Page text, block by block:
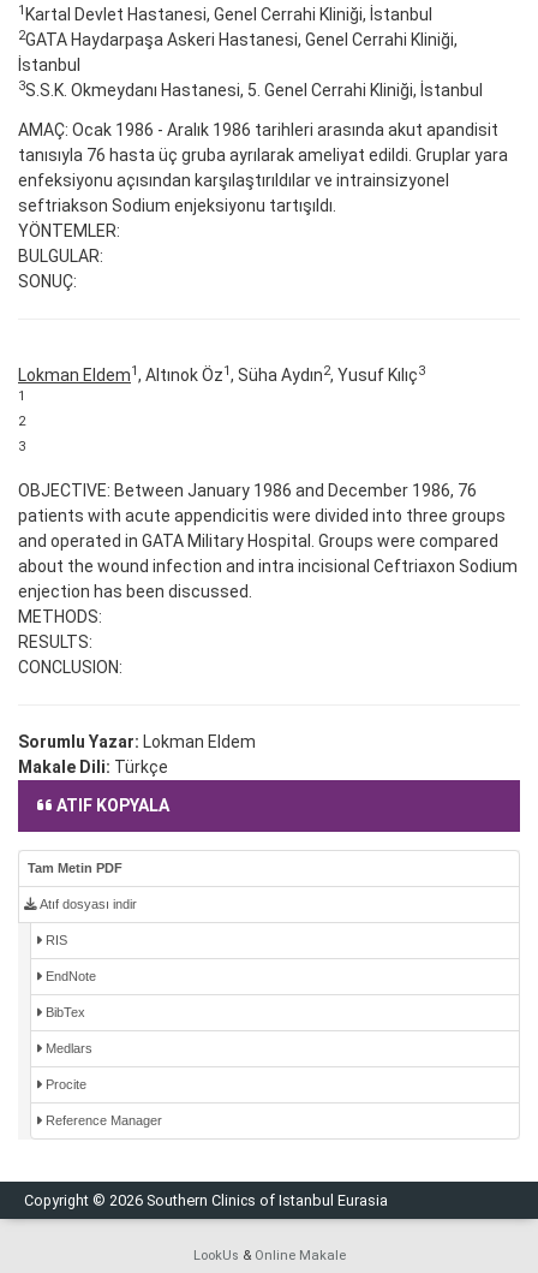
1 Kartal Devlet Hastanesi, Genel Cerrahi Kliniği, İstanbul
2GATA Haydarpaşa Askeri Hastanesi, Genel Cerrahi Kliniği,
İstanbul
3S.S.K. Okmeydanı Hastanesi, 5. Genel Cerrahi Kliniği, İstanbul
AMAÇ: Ocak 1986 - Aralık 1986 tarihleri arasında akut apandisit
tanısıyla 76 hasta üç gruba ayrılarak ameliyat edildi. Gruplar yara
enfeksiyonu açısından karşılaştırıldılar ve intrainsizyonel
seftriakson Sodium enjeksiyonu tartışıldı.
YÖNTEMLER:
BULGULAR:
SONUÇ:
Lokman Eldem1, Altınok Öz1, Süha Aydın2, Yusuf Kılıç3
1
2
3
OBJECTIVE: Between January 1986 and December 1986, 76
patients with acute appendicitis were divided into three groups
and operated in GATA Military Hospital. Groups were compared
about the wound infection and intra incisional Ceftriaxon Sodium
enjection has been discussed.
METHODS:
RESULTS:
CONCLUSION:
Sorumlu Yazar: Lokman Eldem
Makale Dili: Türkçe
ATIF KOPYALA
Tam Metin PDF
Atıf dosyası indir
RIS
EndNote
BibTex
Medlars
Procite
Reference Manager
Copyright © 2026 Southern Clinics of Istanbul Eurasia
LookUs & Online Makale